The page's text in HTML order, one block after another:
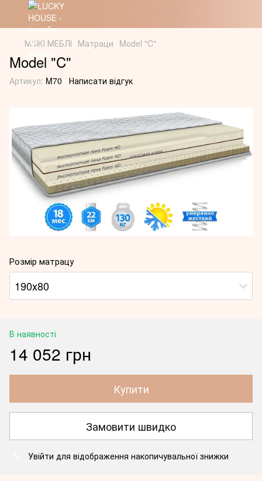
М'ЯКІ МЕБЛІ Матраци Model "C"
Model "C"
Артикул: M70 Написати відгук
Розмір матрацу
190х80
В наявності
14 052 грн
Купити
Замовити швидко
Увійти для відображення накопичувальної знижки